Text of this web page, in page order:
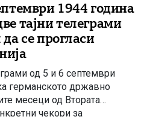
1944 година
тајни телеграми
се прогласи
од 5 и 6 септември
германското државно
месеци од Втората
чекори за
Документите